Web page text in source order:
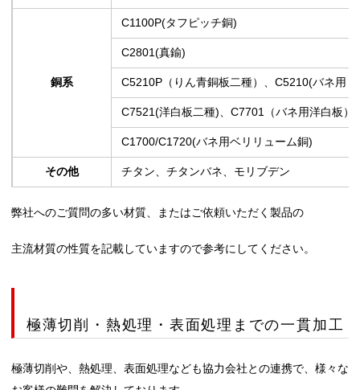
銅系
C1100P(タフピッチ銅)
C2801(真鍮)
C5210P（りん青銅板二種）、C5210(バネ用
C7521(洋白板二種)、C7701（バネ用洋白板）
C1700/C1720(バネ用ベリリューム銅)
その他 チタン、チタンバネ、モリブデン
弊社へのご質問の多い材質、またはご依頼いただく製品の
主流材質の性質を記載していますので参考にしてください。
極薄切削・熱処理・表面処理までの一貫加工
極薄切削や、熱処理、表面処理なども協力会社との連携で、様々な